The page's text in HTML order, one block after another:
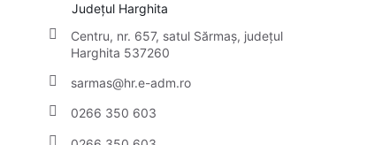
Județul Harghita
Centru, nr. 657, satul Sărmaș, județul
Harghita 537260
sarmas@hr.e-adm.ro
0266 350 603